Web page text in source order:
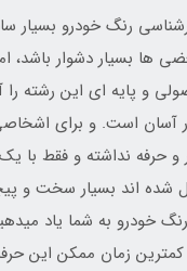
رنگ خودرو بسیار
ها بسیار دشوار باشد،
و پایه ای این رشته را
آسان است. و برای
و حرفه نداشته و فقط با
شده اند بسیار سخت و
خودرو به شما یاد
زمان ممکن این